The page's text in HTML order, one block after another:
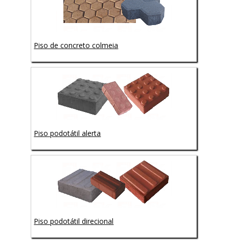
Piso de concreto colmeia
Piso podotátil alerta
Piso podotátil direcional